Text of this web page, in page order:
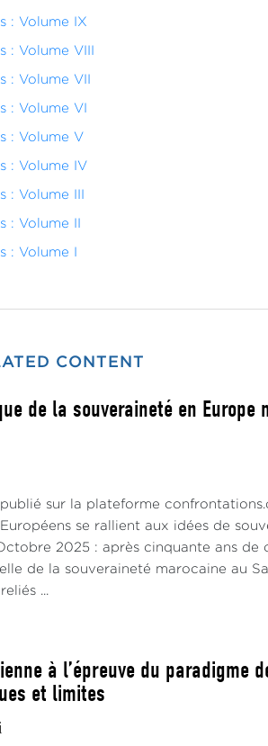
: Volume IX
: Volume VIII
: Volume VII
: Volume VI
: Volume V
: Volume IV
: Volume III
: Volume II
: Volume I
CONTENT
de la souveraineté en
sur la plateforme
se rallient aux idées de
2025 : après cinquante ans de
de la souveraineté marocaine au
...
à l’épreuve du paradigme
et limites